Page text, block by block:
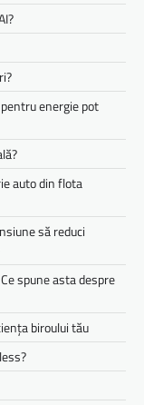
energie pot
auto din flota
să reduci
spune asta despre
biroului tău